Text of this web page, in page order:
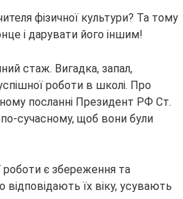
фізичної культури? Та тому
і дарувати його іншим!
стаж. Вигадка, запал,
роботи в школі. Про
посланні Президент РФ Ст.
по-сучасному, щоб вони були
роботи є збереження та
відповідають їх віку, усувають